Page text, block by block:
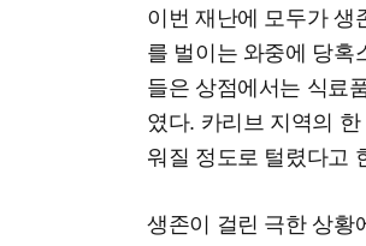
이번 재난에 모두가 생
를 벌이는 와중에 당혹
들은 상점에서는 식료
였다. 카리브 지역의
워질 정도로 털렸다고
생존이 걸린 극한 상황